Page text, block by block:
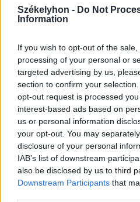
Székelyhon - Do Not
Information
If you wish to opt-out of the
processing of your personal or
targeted advertising by us,
section to confirm your
opt-out request is processed
interest-based ads based on
us or personal information
your opt-out. You may
disclosure of your personal
IAB’s list of downstream
also be disclosed by us to third
Downstream Participants that
2026. augusztus 06.,
Bolojan szerint
közlekedési
egy projekt, ami a
vízhozamának
elő